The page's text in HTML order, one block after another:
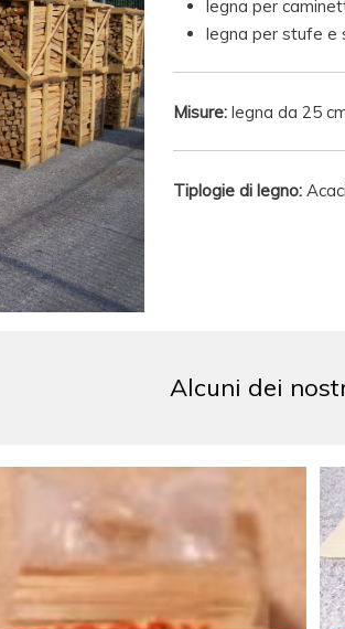
legna per
legna per stufe e
Misure:legna da 25
Tiplogie di legno:
Alcuni dei